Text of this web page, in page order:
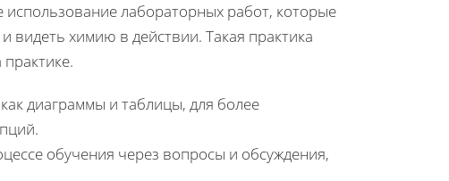
лабораторных работ, которые
химию в действии. Такая практика
диаграммы и таблицы, для более
обучения через вопросы и обсуждения,